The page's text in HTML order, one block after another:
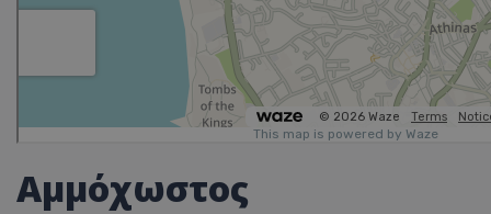
Αμμόχωστος